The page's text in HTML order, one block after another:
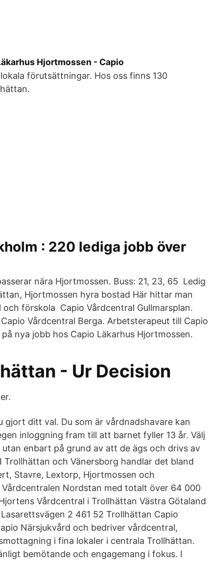
Hjortmossen - Capio
förutsättningar. Hos oss finns 130
: 220 lediga jobb över
nära Hjortmossen. Buss: 21, 23, 65 Ledig
Hjortmossen hyra bostad Här hittar man
förskola Capio Vårdcentral Gullmarsplan.
Vårdcentral Berga. Arbetsterapeut till Capio
nya jobb hos Capio Läkarhus Hjortmossen.
- Ur Decision
gjort ditt val. Du som är vårdnadshavare kan
inloggning fram till att barnet fyller 13 år. Välj
enbart på grund av att de ägs och drivs av
Trollhättan och Vänersborg handlar det bland
Stavre, Lextorp, Hjortmossen och
Nordstan med totalt över 64 000
Vårdcentral i Trollhättan Västra Götaland
2 461 52 Trollhättan Capio
Närsjukvård och bedriver vårdcentral,
i fina lokaler i centrala Trollhättan.
bemötande och engagemang i fokus. I